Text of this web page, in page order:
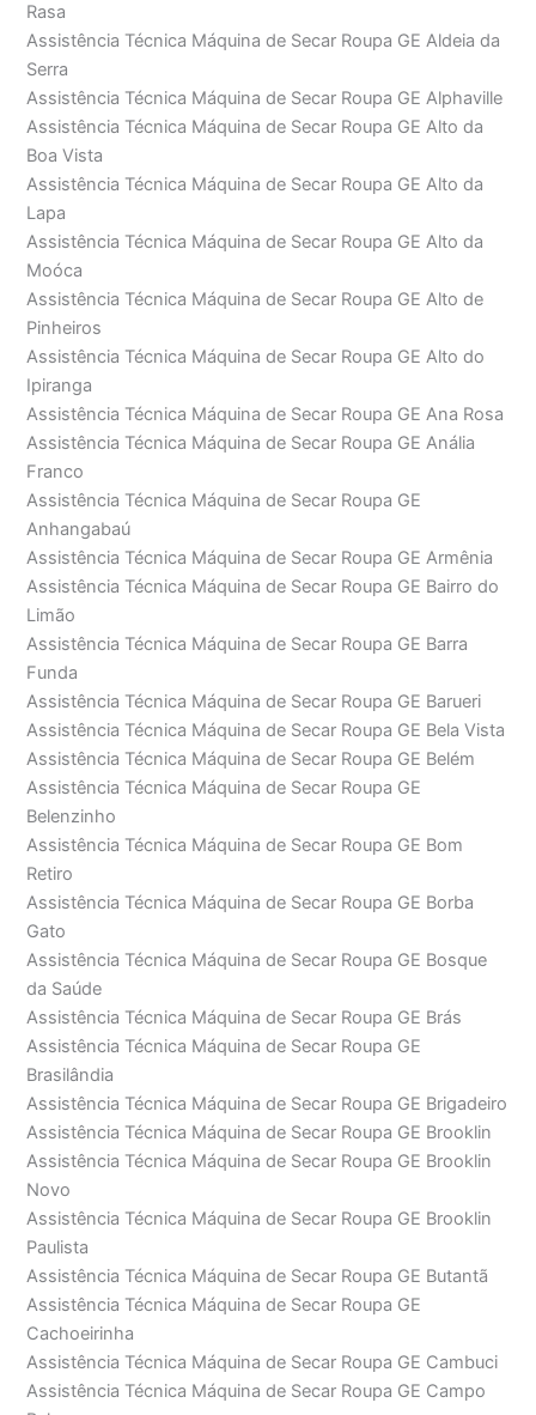
Rasa
Assistência Técnica Máquina de Secar Roupa GE Aldeia da
Serra
Assistência Técnica Máquina de Secar Roupa GE Alphaville
Assistência Técnica Máquina de Secar Roupa GE Alto da
Boa Vista
Assistência Técnica Máquina de Secar Roupa GE Alto da
Lapa
Assistência Técnica Máquina de Secar Roupa GE Alto da
Moóca
Assistência Técnica Máquina de Secar Roupa GE Alto de
Pinheiros
Assistência Técnica Máquina de Secar Roupa GE Alto do
Ipiranga
Assistência Técnica Máquina de Secar Roupa GE Ana Rosa
Assistência Técnica Máquina de Secar Roupa GE Anália
Franco
Assistência Técnica Máquina de Secar Roupa GE
Anhangabaú
Assistência Técnica Máquina de Secar Roupa GE Armênia
Assistência Técnica Máquina de Secar Roupa GE Bairro do
Limão
Assistência Técnica Máquina de Secar Roupa GE Barra
Funda
Assistência Técnica Máquina de Secar Roupa GE Barueri
Assistência Técnica Máquina de Secar Roupa GE Bela Vista
Assistência Técnica Máquina de Secar Roupa GE Belém
Assistência Técnica Máquina de Secar Roupa GE
Belenzinho
Assistência Técnica Máquina de Secar Roupa GE Bom
Retiro
Assistência Técnica Máquina de Secar Roupa GE Borba
Gato
Assistência Técnica Máquina de Secar Roupa GE Bosque
da Saúde
Assistência Técnica Máquina de Secar Roupa GE Brás
Assistência Técnica Máquina de Secar Roupa GE
Brasilândia
Assistência Técnica Máquina de Secar Roupa GE Brigadeiro
Assistência Técnica Máquina de Secar Roupa GE Brooklin
Assistência Técnica Máquina de Secar Roupa GE Brooklin
Novo
Assistência Técnica Máquina de Secar Roupa GE Brooklin
Paulista
Assistência Técnica Máquina de Secar Roupa GE Butantã
Assistência Técnica Máquina de Secar Roupa GE
Cachoeirinha
Assistência Técnica Máquina de Secar Roupa GE Cambuci
Assistência Técnica Máquina de Secar Roupa GE Campo